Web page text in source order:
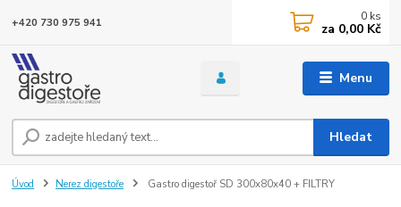
Menu
Hledat
+420 730 975 941 0 ks
za 0,00 Kč
Úvod Nerez digestoře Gastro digestoř SD 300x80x40 + FILTRY